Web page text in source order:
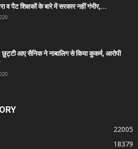
व पैट शिक्षकों के बारे में सरकार नहीं गंभीर,...
छुट्टी आए सैनिक ने नाबालिग से किया कुकर्म, आरोपी
22005
18379